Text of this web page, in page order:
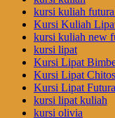
kursi kuliah futura
Kursi Kuliah
kursi kuliah new
kursi lipat
Kursi Lipat
Kursi Lipat
Kursi Lipat
kursi lipat kuliah
kursi olivia